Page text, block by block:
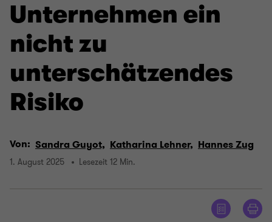
Unternehmen ein
nicht zu
unterschätzendes
Risiko
Von: Sandra Guyot, Katharina Lehner, Hannes Zug
1. August 2025 Lesezeit 12 Min.